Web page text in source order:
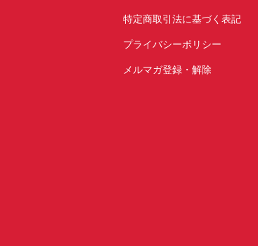
特定商取引法に基づく表記
プライバシーポリシー
メルマガ登録・解除